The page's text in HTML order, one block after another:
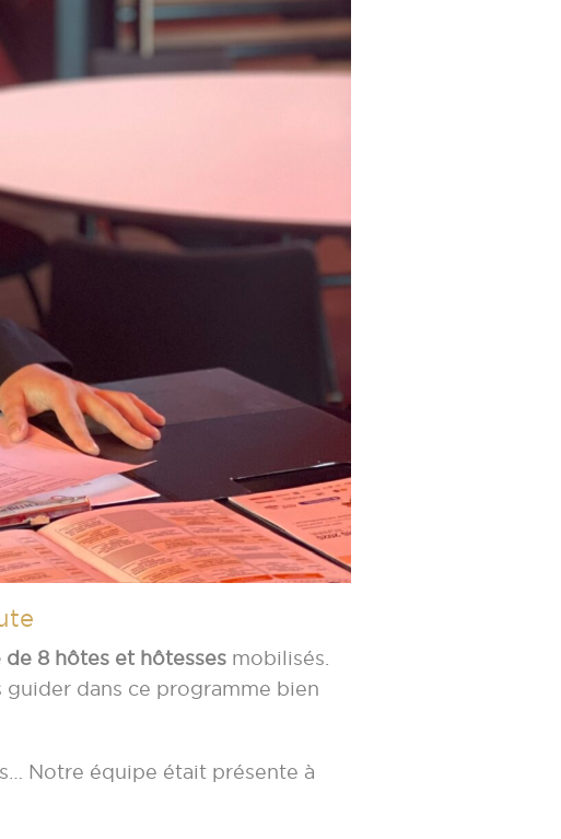
de 8 hôtes et hôtesses mobilisés.
dans ce programme bien
Notre équipe était présente à